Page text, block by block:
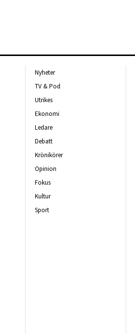
Nyheter
TV & Pod
Utrikes
Ekonomi
Ledare
Debatt
Krönikörer
Opinion
Fokus
Kultur
Sport